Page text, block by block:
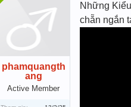
phamquangth
ang
Active Member
Những
chẵn ngắn